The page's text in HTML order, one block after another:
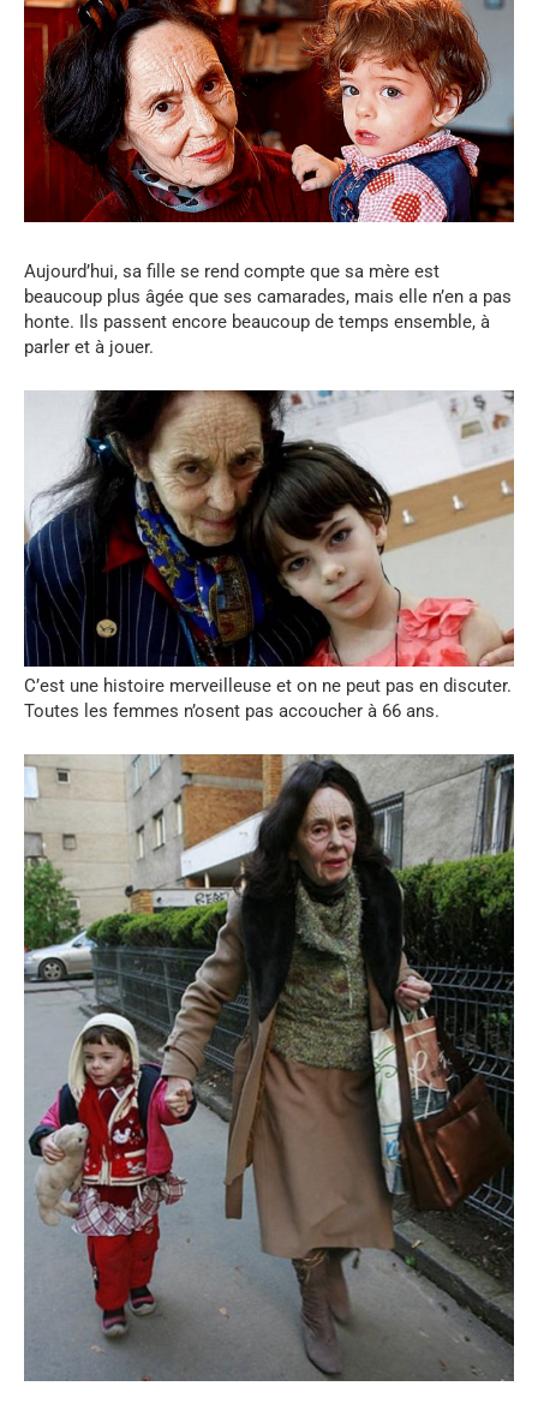
Aujourd’hui, sa fille se rend compte que sa mère est
beaucoup plus âgée que ses camarades, mais elle n’en a pas
honte. Ils passent encore beaucoup de temps ensemble, à
parler et à jouer.
C’est une histoire merveilleuse et on ne peut pas en discuter.
Toutes les femmes n’osent pas accoucher à 66 ans.